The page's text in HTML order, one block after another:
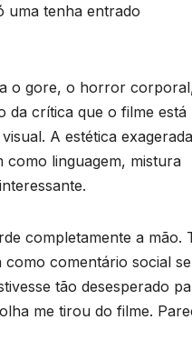
uma tenha entrado
o gore, o horror
da crítica que o filme está
A estética
como linguagem, mistura
completamente a mão.
comentário social se
tão desesperado
me tirou do filme.